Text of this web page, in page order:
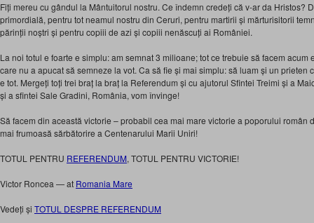
Fiți mereu cu gândul la Mântuitorul nostru. Ce îndemn credeți că v-ar da Hristos?
primordială, pentru tot neamul nostru din Ceruri, pentru martirii și mărturisitorii
părinții noștri și pentru copiii de azi și copiii nenăscuți ai României.
La noi totul e foarte e simplu: am semnat 3 milioane; tot ce trebuie să facem acum
care nu a apucat să semneze la vot. Ca să fie și mai simplu: să luam și un prieten
e tot. Mergeți toți trei braț la braț la Referendum și cu ajutorul Sfintei Treimi și a
și a sfintei Sale Gradini, România, vom învinge!
Să facem din această victorie – probabil cea mai mare victorie a poporului
mai frumoasă sărbătorire a Centenarului Marii Uniri!
TOTUL PENTRU REFERENDUM, TOTUL PENTRU VICTORIE!
Victor Roncea — at Romania Mare
Vedeți și TOTUL DESPRE REFERENDUM